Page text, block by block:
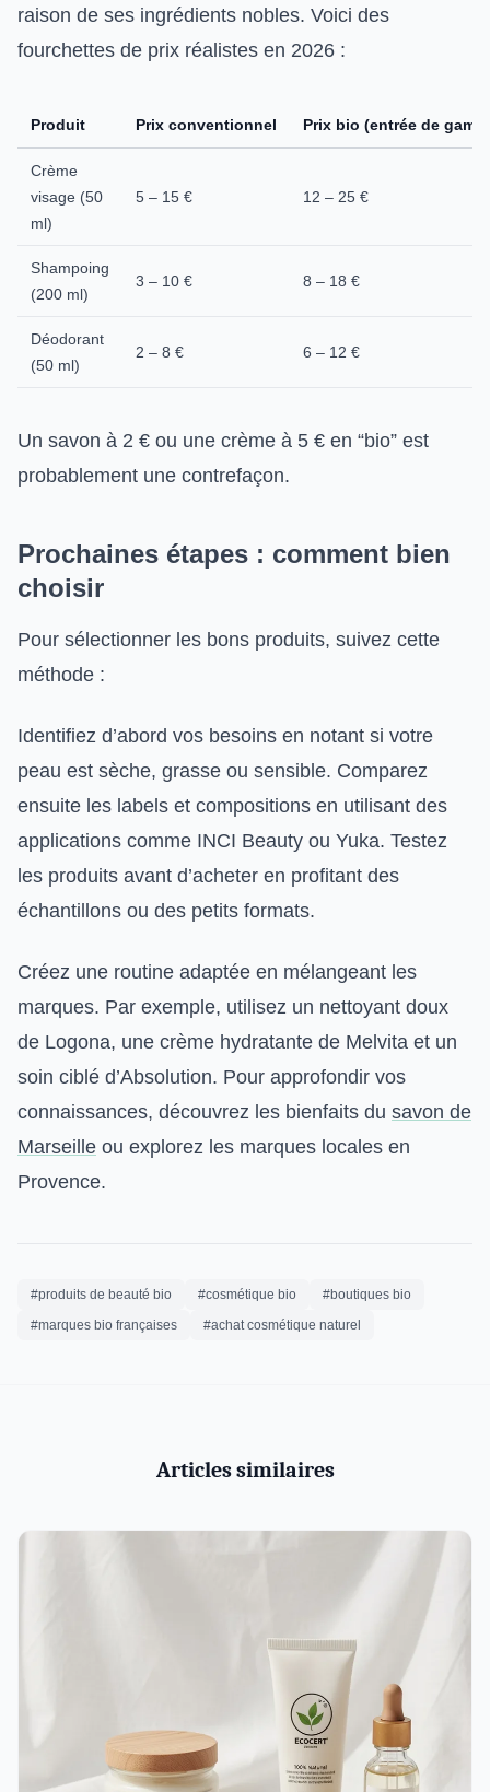
raison de ses ingrédients nobles. Voici des
fourchettes de prix réalistes en 2026 :
Produit Prix conventionnel Prix bio (entrée de
Crème
visage (50
ml)
5 – 15 € 12 – 25 €
Shampoing
(200 ml)
3 – 10 € 8 – 18 €
Déodorant
(50 ml)
2 – 8 € 6 – 12 €
Un savon à 2 € ou une crème à 5 € en “bio” est
probablement une contrefaçon.
Prochaines étapes : comment bien
choisir
Pour sélectionner les bons produits, suivez cette
méthode :
Identifiez d’abord vos besoins en notant si votre
peau est sèche, grasse ou sensible. Comparez
ensuite les labels et compositions en utilisant des
applications comme INCI Beauty ou Yuka. Testez
les produits avant d’acheter en profitant des
échantillons ou des petits formats.
Créez une routine adaptée en mélangeant les
marques. Par exemple, utilisez un nettoyant doux
de Logona, une crème hydratante de Melvita et un
soin ciblé d’Absolution. Pour approfondir vos
connaissances, découvrez les bienfaits du savon de
Marseille ou explorez les marques locales en
Provence.
#produits de beauté bio #cosmétique bio
#boutiques bio
#marques bio françaises
#achat cosmétique naturel
Articles similaires